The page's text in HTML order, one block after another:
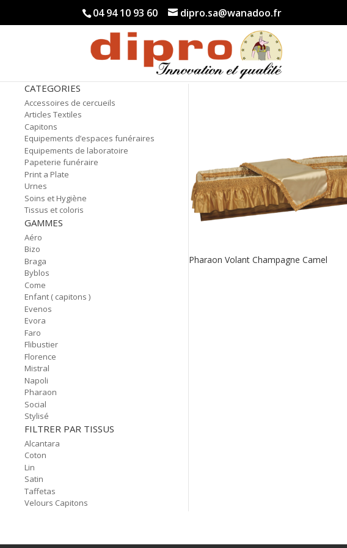
04 94 10 93 60 dipro.sa@wanadoo.fr
CATEGORIES
Accessoires de cercueils
Articles Textiles
Capitons
Equipements d’espaces funéraires
Equipements de laboratoire
Papeterie funéraire
Print a Plate
Urnes
Soins et Hygiène
Tissus et coloris
GAMMES
Aéro
Bizo
Braga
Byblos
Come
Enfant ( capitons )
Evenos
Evora
Faro
Flibustier
Florence
Mistral
Napoli
Pharaon
Social
Stylisé
FILTRER PAR TISSUS
Alcantara
Coton
Lin
Satin
Taffetas
Velours Capitons
Pharaon Volant Champagne Camel